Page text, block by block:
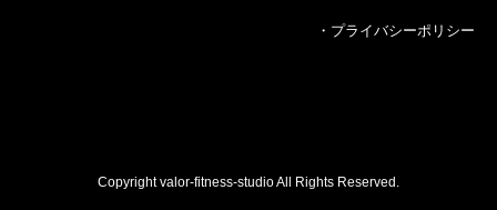
・プライバシーポリシー
Copyright valor-fitness-studio All Rights Reserved.